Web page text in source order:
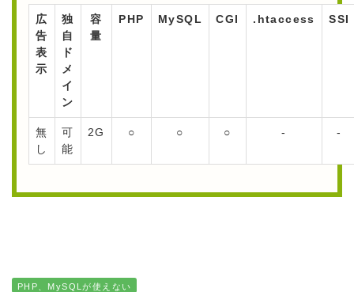
広
告
表
示
独
自
ド
メ
イ
ン
容
量
PHP MySQL CGI .htaccess SSI
無
し
可
能
2G ○ ○ ○ - -
PHP、MySQLが使えない